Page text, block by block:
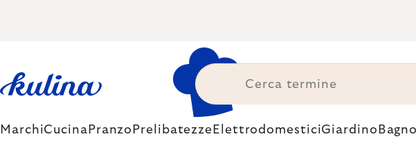
MarchiCucina Pranzo Prelibatezze ElettrodomesticiGiardino Bagno